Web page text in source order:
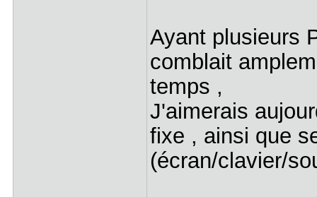
Ayant plusieurs
comblait
temps ,
J'aimerais
fixe , ainsi que
(écran/clavier/